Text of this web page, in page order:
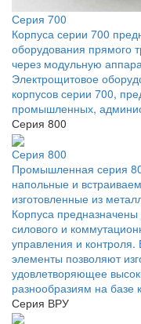
Серия 700
Корпуса серии 700
оборудования прямого
через модульную
Электрощитовое
корпусов серии 700,
промышленных,
Серия 800
Серия 800
Промышленная серия
напольные и
изготовленные из
Корпуса
силового и
управления и
элементы позволяют
удовлетворяющее
разнообразиям на базе
Серия ВРУ